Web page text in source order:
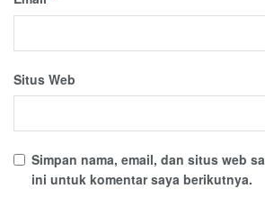
Situs Web
Simpan nama, email, dan situs web
ini untuk komentar saya berikutnya.